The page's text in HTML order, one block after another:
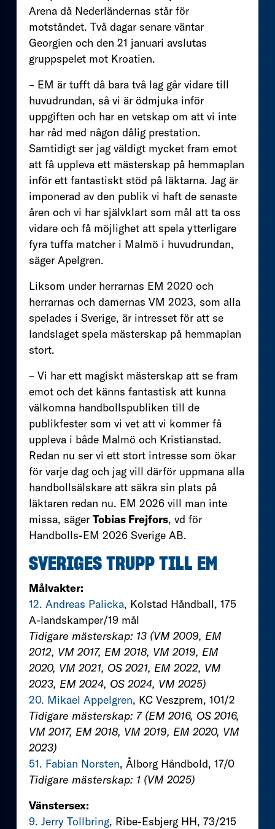
Arena då Nederländernas står för
motståndet. Två dagar senare väntar
Georgien och den 21 januari avslutas
gruppspelet mot Kroatien.
– EM är tufft då bara två lag går vidare till
huvudrundan, så vi är ödmjuka inför
uppgiften och har en vetskap om att vi inte
har råd med någon dålig prestation.
Samtidigt ser jag väldigt mycket fram emot
att få uppleva ett mästerskap på hemmaplan
inför ett fantastiskt stöd på läktarna. Jag är
imponerad av den publik vi haft de senaste
åren och vi har självklart som mål att ta oss
vidare och få möjlighet att spela ytterligare
fyra tuffa matcher i Malmö i huvudrundan,
säger Apelgren.
Liksom under herrarnas EM 2020 och
herrarnas och damernas VM 2023, som alla
spelades i Sverige, är intresset för att se
landslaget spela mästerskap på hemmaplan
stort.
– Vi har ett magiskt mästerskap att se fram
emot och det känns fantastisk att kunna
välkomna handbollspubliken till de
publikfester som vi vet att vi kommer få
uppleva i både Malmö och Kristianstad.
Redan nu ser vi ett stort intresse som ökar
för varje dag och jag vill därför uppmana alla
handbollsälskare att säkra sin plats på
läktaren redan nu. EM 2026 vill man inte
missa, säger Tobias Frejfors, vd för
Handbolls-EM 2026 Sverige AB.
SVERIGES TRUPP TILL EM
Målvakter:
12. Andreas Palicka, Kolstad Håndball, 175
A-landskamper/19 mål
Tidigare mästerskap: 13 (VM 2009, EM
2012, VM 2017, EM 2018, VM 2019, EM
2020, VM 2021, OS 2021, EM 2022, VM
2023, EM 2024, OS 2024, VM 2025)
20. Mikael Appelgren, KC Veszprem, 101/2
Tidigare mästerskap: 7 (EM 2016, OS 2016,
VM 2017, EM 2018, VM 2019, EM 2020, VM
2023)
51. Fabian Norsten, Ålborg Håndbold, 17/0
Tidigare mästerskap: 1 (VM 2025)
Vänstersex:
9. Jerry Tollbring, Ribe-Esbjerg HH, 73/215